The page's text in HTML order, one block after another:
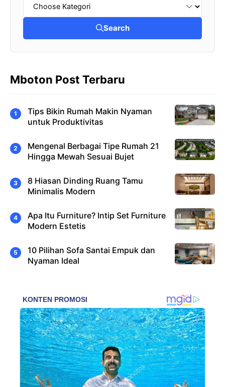
Search
Mboton Post Terbaru
Tips Bikin Rumah Makin Nyaman
untuk Produktivitas
Mengenal Berbagai Tipe Rumah 21
Hingga Mewah Sesuai Bujet
8 Hiasan Dinding Ruang Tamu
Minimalis Modern
Apa Itu Furniture? Intip Set Furniture
Modern Estetis
10 Pilihan Sofa Santai Empuk dan
Nyaman Ideal